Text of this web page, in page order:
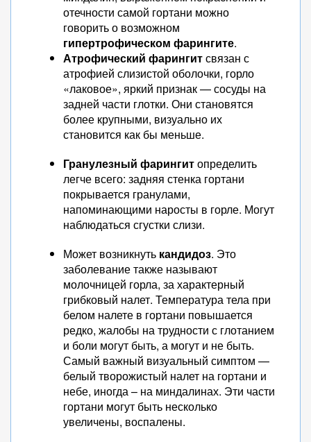
отечности самой гортани можно
говорить о возможном
гипертрофическом фарингите.
Атрофический фарингитсвязан с
атрофией слизистой оболочки, горло
«лаковое», яркий признак — сосуды на
задней части глотки. Они становятся
более крупными, визуально их
становится как бы меньше.
Гранулезный фарингитопределить
легче всего: задняя стенка гортани
покрывается гранулами,
напоминающими наросты в горле. Могут
наблюдаться сгустки слизи.
Может возникнуть кандидоз. Это
заболевание также называют
молочницей горла, за характерный
грибковый налет. Температура тела при
белом налете в гортани повышается
редко, жалобы на трудности с глотанием
и боли могут быть, а могут и не быть.
Самый важный визуальный симптом —
белый творожистый налет на гортани и
небе, иногда – на миндалинах. Эти части
гортани могут быть несколько
увеличены, воспалены.